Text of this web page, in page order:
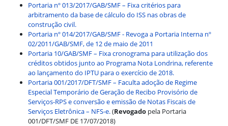
Portaria nº 013/2017/GAB/SMF – Fixa critérios para
arbitramento da base de cálculo do ISS nas obras de
construção civil.
Portaria nº 014/2017/GAB/SMF - Revoga a Portaria Interna nº
02/2011/GAB/SMF, de 12 de maio de 2011
Portaria 10/GAB/SMF – Fixa cronograma para utilização dos
créditos obtidos junto ao Programa Nota Londrina, referente
ao lançamento do IPTU para o exercício de 2018.
Portaria 001/2017/DFT/SMF – Faculta adoção de Regime
Especial Temporário de Geração de Recibo Provisório de
Serviços-RPS e conversão e emissão de Notas Fiscais de
Serviços Eletrônica – NFS-e.(Revogado pela Portaria
001/DFT/SMF DE 17/07/2018)